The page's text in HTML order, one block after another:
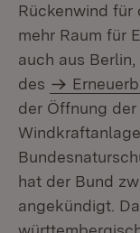
Rückenwind für
mehr Raum für
auch aus
des
der Öffnung
hat der Bund
angekündigt.